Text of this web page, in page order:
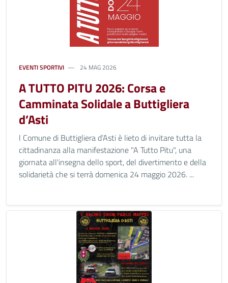
EVENTI SPORTIVI 24 MAG 2026
A TUTTO PITU 2026: Corsa e
Camminata Solidale a Buttigliera
d’Asti
l Comune di Buttigliera d’Asti è lieto di invitare tutta la
cittadinanza alla manifestazione "A Tutto Pitu", una
giornata all'insegna dello sport, del divertimento e della
solidarietà che si terrà domenica 24 maggio 2026. ...